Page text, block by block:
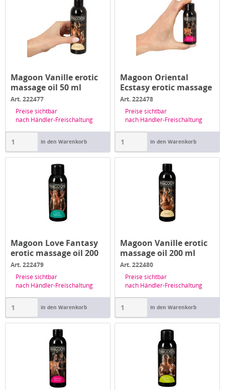
Magoon Vanille erotic
massage oil 50 ml
Art. 222477
Preise sichtbar
nach Händler-Freischaltung
In den Warenkorb
Magoon Oriental
Ecstasy erotic massage
oil 50 ml
Art. 222478
Preise sichtbar
nach Händler-Freischaltung
In den Warenkorb
Magoon Love Fantasy
erotic massage oil 200
ml
Art. 222479
Preise sichtbar
nach Händler-Freischaltung
In den Warenkorb
Magoon Vanille erotic
massage oil 200 ml
Art. 222480
Preise sichtbar
nach Händler-Freischaltung
In den Warenkorb